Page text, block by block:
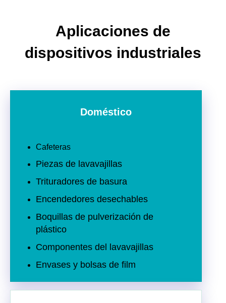
Aplicaciones de
dispositivos industriales
Doméstico
Cafeteras
Piezas de lavavajillas
Trituradores de basura
Encendedores desechables
Boquillas de pulverización de
plástico
Componentes del lavavajillas
Envases y bolsas de film